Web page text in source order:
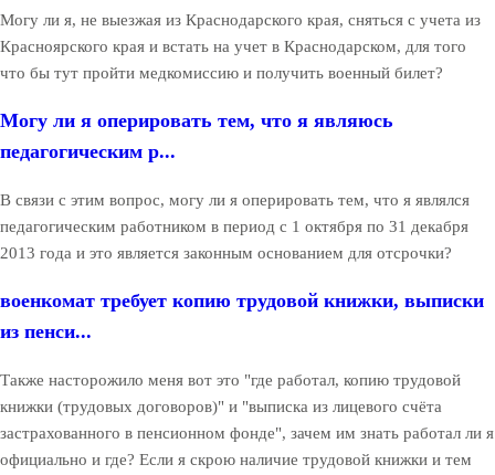
Могу ли я, не выезжая из Краснодарского края, сняться с учета из
Красноярского края и встать на учет в Краснодарском, для того
что бы тут пройти медкомиссию и получить военный билет?
Могу ли я оперировать тем, что я являюсь
педагогическим р...
В связи с этим вопрос, могу ли я оперировать тем, что я являлся
педагогическим работником в период с 1 октября по 31 декабря
2013 года и это является законным основанием для отсрочки?
военкомат требует копию трудовой книжки, выписки
из пенси...
Также насторожило меня вот это "где работал, копию трудовой
книжки (трудовых договоров)" и "выписка из лицевого счёта
застрахованного в пенсионном фонде", зачем им знать работал ли я
официально и где? Если я скрою наличие трудовой книжки и тем